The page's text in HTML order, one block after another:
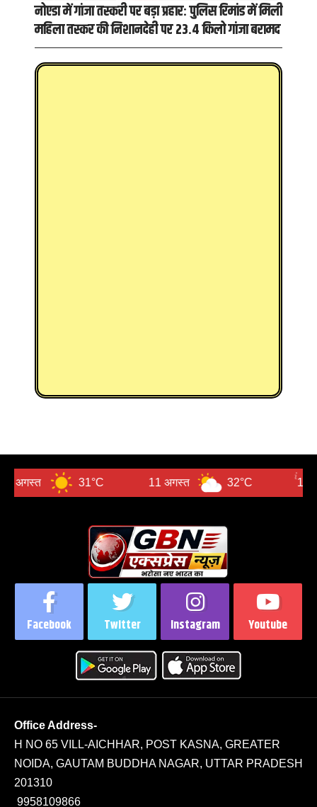
नोएडा में गांजा तस्करी पर बड़ा प्रहार: पुलिस रिमांड में मिली
महिला तस्कर की निशानदेही पर 23.4 किलो गांजा बरामद
31°C 32°C 12 अगस्त
Office Address-
H NO 65 VILL-AICHHAR, POST KASNA, GREATER
NOIDA, GAUTAM BUDDHA NAGAR, UTTAR PRADESH
201310
9958109866
Facebook Twitter Instagram Youtube